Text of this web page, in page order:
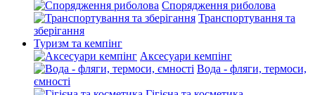
Спорядження риболова
Транспортування та
зберігання
Туризм та кемпінг
Аксесуари кемпінг
Вода - фляги, термоси,
ємності